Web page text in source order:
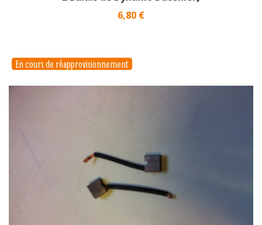
Prix
6,80 €
En cours de réapprovisionnement